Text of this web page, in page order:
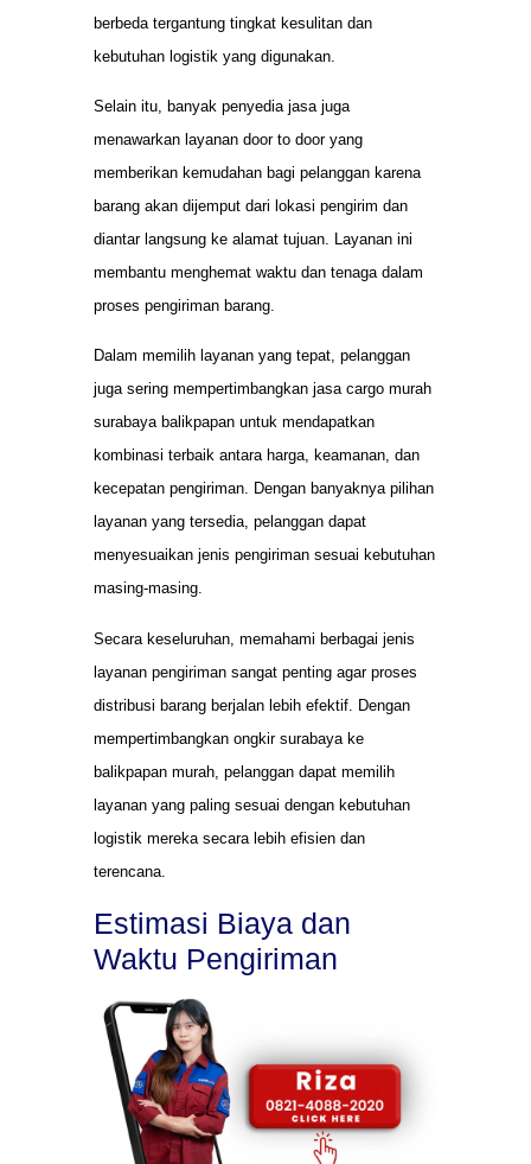
berbeda tergantung tingkat kesulitan dan
kebutuhan logistik yang digunakan.
Selain itu, banyak penyedia jasa juga
menawarkan layanan door to door yang
memberikan kemudahan bagi pelanggan karena
barang akan dijemput dari lokasi pengirim dan
diantar langsung ke alamat tujuan. Layanan ini
membantu menghemat waktu dan tenaga dalam
proses pengiriman barang.
Dalam memilih layanan yang tepat, pelanggan
juga sering mempertimbangkan jasa cargo murah
surabaya balikpapan untuk mendapatkan
kombinasi terbaik antara harga, keamanan, dan
kecepatan pengiriman. Dengan banyaknya pilihan
layanan yang tersedia, pelanggan dapat
menyesuaikan jenis pengiriman sesuai kebutuhan
masing-masing.
Secara keseluruhan, memahami berbagai jenis
layanan pengiriman sangat penting agar proses
distribusi barang berjalan lebih efektif. Dengan
mempertimbangkan ongkir surabaya ke
balikpapan murah, pelanggan dapat memilih
layanan yang paling sesuai dengan kebutuhan
logistik mereka secara lebih efisien dan
terencana.
Estimasi Biaya dan
Waktu Pengiriman